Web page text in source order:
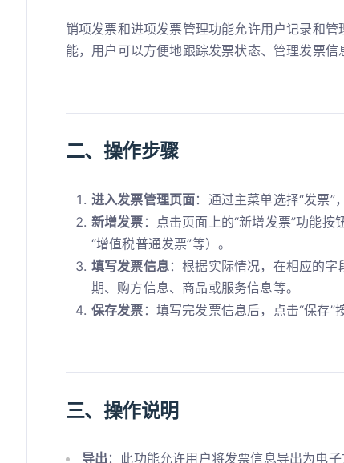
销项发票和进项发票管理功能允许用户记录和
能，用户可以方便地跟踪发票状态、管理发票信
二、操作步骤
进入发票管理页面：通过主菜单选择“发票”
新增发票 ：点击页面上的“新增发票”功能按
“增值税普通发票”等）。
填写发票信息：根据实际情况，在相应的
期、购方信息、商品或服务信息等。
保存发票 ：填写完发票信息后，点击“保存”
三、操作说明
导出 ：此功能允许用户将发票信息导出为电